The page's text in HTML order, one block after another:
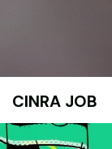
CINRA JOB